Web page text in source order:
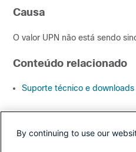
Causa
O valor UPN não está sendo
Conteúdo relacionado
Suporte técnico e downloads
Revisão Data de
By continuing to use our